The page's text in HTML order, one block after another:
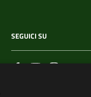
SEGUICI SU